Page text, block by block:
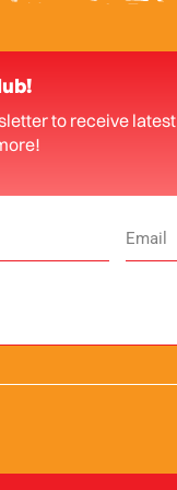
to receive latest